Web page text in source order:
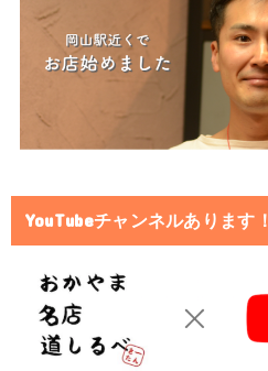
YouTubeチャンネルあります！